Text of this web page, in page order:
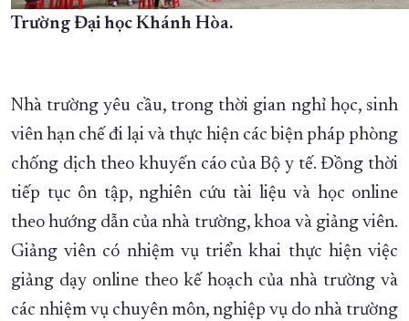
Trường Đại học Khánh Hòa.
Nhà trường yêu cầu, trong thời gian nghỉ học, sinh
viên hạn chế đi lại và thực hiện các biện pháp phòng
chống dịch theo khuyến cáo của Bộ y tế. Đồng thời
tiếp tục ôn tập, nghiên cứu tài liệu và học online
theo hướng dẫn của nhà trường, khoa và giảng viên.
Giảng viên có nhiệm vụ triển khai thực hiện việc
giảng dạy online theo kế hoạch của nhà trường và
các nhiệm vụ chuyên môn, nghiệp vụ do nhà trường